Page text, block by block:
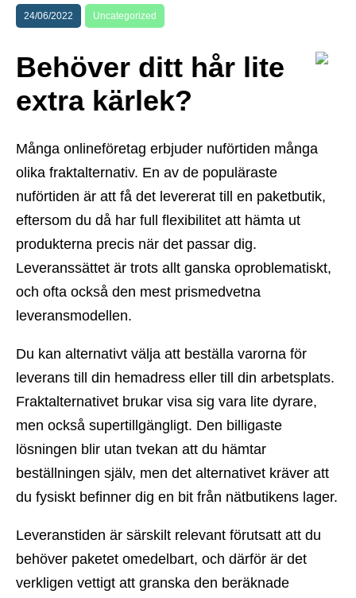
24/06/2022 Uncategorized
Behöver ditt hår lite
extra kärlek?
Många onlineföretag erbjuder nuförtiden många
olika fraktalternativ. En av de populäraste
nuförtiden är att få det levererat till en paketbutik,
eftersom du då har full flexibilitet att hämta ut
produkterna precis när det passar dig.
Leveranssättet är trots allt ganska oproblematiskt,
och ofta också den mest prismedvetna
leveransmodellen.
Du kan alternativt välja att beställa varorna för
leverans till din hemadress eller till din arbetsplats.
Fraktalternativet brukar visa sig vara lite dyrare,
men också supertillgängligt. Den billigaste
lösningen blir utan tvekan att du hämtar
beställningen själv, men det alternativet kräver att
du fysiskt befinner dig en bit från nätbutikens lager.
Leveranstiden är särskilt relevant förutsatt att du
behöver paketet omedelbart, och därför är det
verkligen vettigt att granska den beräknade